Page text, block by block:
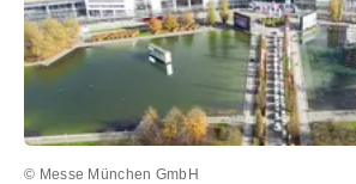
© Messe München GmbH